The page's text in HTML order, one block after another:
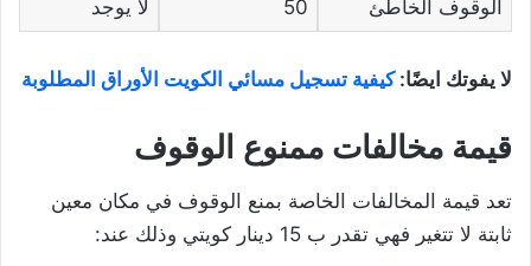
الوقوف الخاطئ 50 لا يوجد
لا يفوتك ايضًا:كيفية تسجيل مسائي الكويت الأوراق المطلوبة
قيمة مخالفات ممنوع الوقوف
تعد قيمة المخالفات الخاصة بمنع الوقوف في مكان معين
ثابتة لا تتغير فهي تقدر ب 15 دينار كويتي وذلك عند: